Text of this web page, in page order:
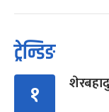
ट्रेन्डिङ
१